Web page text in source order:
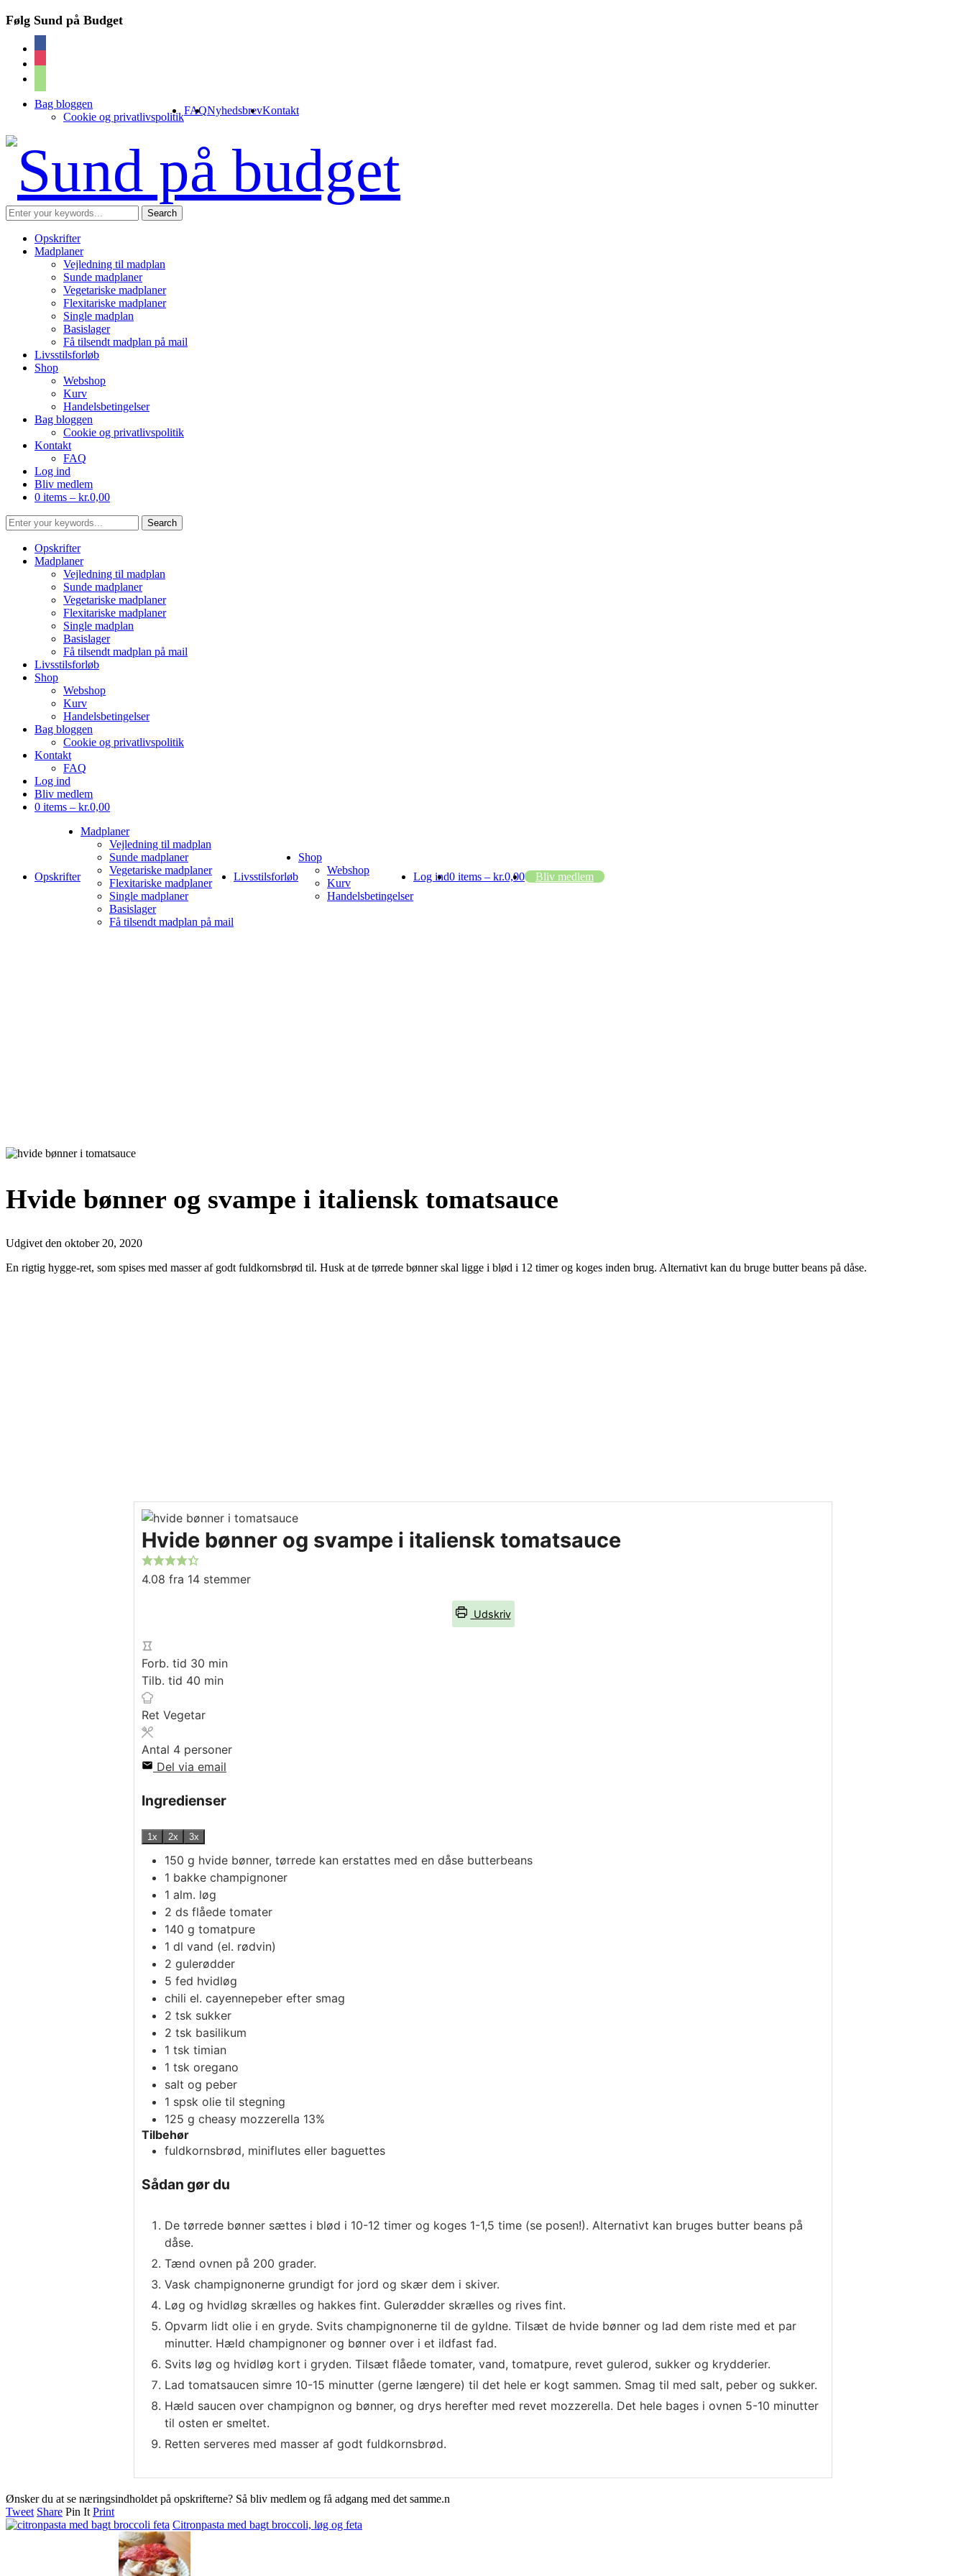
Følg Sund på Budget
Bag bloggen
Cookie og privatlivspolitik
FAQNyhedsbrevKontakt
Opskrifter
Madplaner
Vejledning til madplan
Sunde madplaner
Vegetariske madplaner
Flexitariske madplaner
Single madplan
Basislager
Få tilsendt madplan på mail
Livsstilsforløb
Shop
Webshop
Kurv
Handelsbetingelser
Bag bloggen
Cookie og privatlivspolitik
Kontakt
FAQ
Log ind
Bliv medlem
0 items – kr.0,00
Opskrifter
Madplaner
Vejledning til madplan
Sunde madplaner
Vegetariske madplaner
Flexitariske madplaner
Single madplan
Basislager
Få tilsendt madplan på mail
Livsstilsforløb
Shop
Webshop
Kurv
Handelsbetingelser
Bag bloggen
Cookie og privatlivspolitik
Kontakt
FAQ
Log ind
Bliv medlem
0 items – kr.0,00
Opskrifter
Madplaner
Vejledning til madplan
Sunde madplaner
Vegetariske madplaner
Flexitariske madplaner
Single madplaner
Basislager
Få tilsendt madplan på mail
Livsstilsforløb
Shop
Webshop
Kurv
Handelsbetingelser
Log ind Bliv medlem
0 items – kr.0,00
Hvide bønner og svampe i italiensk tomatsauce
Udgivet den oktober 20, 2020
En rigtig hygge-ret, som spises med masser af godt fuldkornsbrød til. Husk at de tørrede bønner skal ligge i blød i 12 timer og koges inden brug. Alternativt kan du bruge butter beans på dåse.
Hvide bønner og svampe i italiensk tomatsauce
4.08 fra 14 stemmer
Udskriv
Forb. tid 30 minutter
min
Tilb. tid 40 minutter
min
Ret Vegetar
Antal 4 personer
Del via email
Ingredienser
1x 2x 3x
150 g hvide bønner, tørrede kan erstattes med en dåse butterbeans
1 bakke champignoner
1 alm. løg
2 ds flåede tomater
140 g tomatpure
1 dl vand (el. rødvin)
2 gulerødder
5 fed hvidløg
chili el. cayennepeber efter smag
2 tsk sukker
2 tsk basilikum
1 tsk timian
1 tsk oregano
salt og peber
1 spsk olie til stegning
125 g cheasy mozzerella 13%
Tilbehør
fuldkornsbrød, miniflutes eller baguettes
Sådan gør du
De tørrede bønner sættes i blød i 10-12 timer og koges 1-1,5 time (se posen!). Alternativt kan bruges butter beans på
dåse.
Tænd ovnen på 200 grader.
Vask champignonerne grundigt for jord og skær dem i skiver.
Løg og hvidløg skrælles og hakkes fint. Gulerødder skrælles og rives fint.
Opvarm lidt olie i en gryde. Svits champignonerne til de gyldne. Tilsæt de hvide bønner og lad dem riste med et par
minutter. Hæld champignoner og bønner over i et ildfast fad.
Svits løg og hvidløg kort i gryden. Tilsæt flåede tomater, vand, tomatpure, revet gulerod, sukker og krydderier.
Lad tomatsaucen simre 10-15 minutter (gerne længere) til det hele er kogt sammen. Smag til med salt, peber og sukker.
Hæld saucen over champignon og bønner, og drys herefter med revet mozzerella. Det hele bages i ovnen 5-10 minutter
til osten er smeltet.
Retten serveres med masser af godt fuldkornsbrød.
Ønsker du at se næringsindholdet på opskrifterne? Så bliv medlem og få adgang med det samme.n
Tweet Share Pin It Print
Citronpasta med bagt broccoli, løg og feta